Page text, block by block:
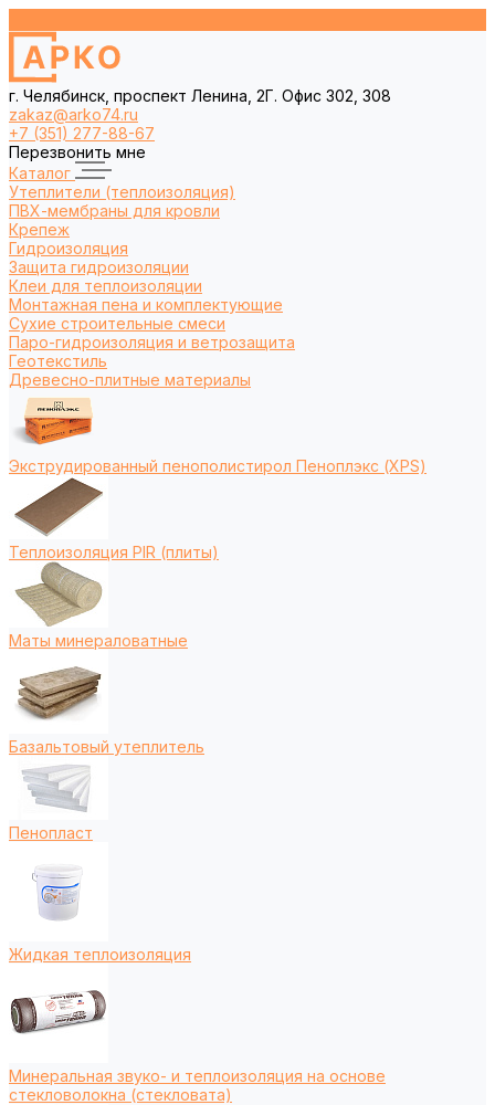
г. Челябинск, проспект Ленина, 2Г. Офис 302, 308
zakaz@arko74.ru
+7 (351) 277-88-67
Перезвонить мне
Каталог
Утеплители (теплоизоляция)
ПВХ-мембраны для кровли
Крепеж
Гидроизоляция
Защита гидроизоляции
Клеи для теплоизоляции
Монтажная пена и комплектующие
Сухие строительные смеси
Паро-гидроизоляция и ветрозащита
Геотекстиль
Древесно-плитные материалы
Экструдированный пенополистирол Пеноплэкс (XPS)
Теплоизоляция PIR (плиты)
Маты минераловатные
Базальтовый утеплитель
Пенопласт
Жидкая теплоизоляция
Минеральная звуко- и теплоизоляция на основе
стекловолокна (стекловата)